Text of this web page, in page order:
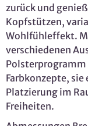
zurück und
Kopfstützen,
Wohlfühleffekt.
verschiedenen
Farbkonzepte,
Platzierung im
Freiheiten.